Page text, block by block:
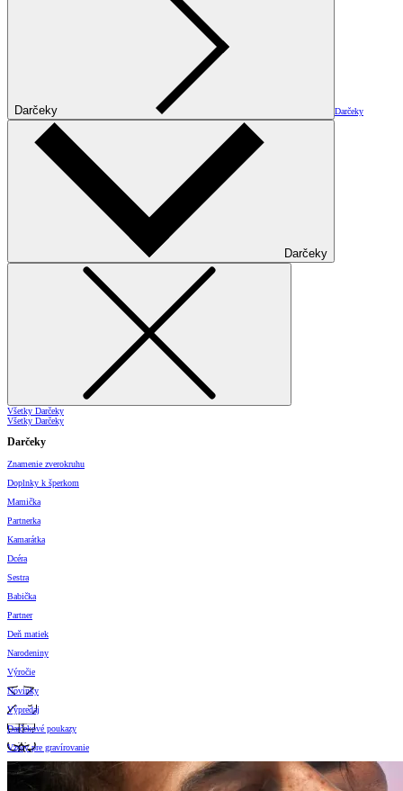
Darčeky Darčeky
Darčeky
Všetky Darčeky
Všetky Darčeky
Darčeky
Znamenie zverokruhu
Doplnky k šperkom
Mamička
Partnerka
Kamarátka
Dcéra
Sestra
Babička
Partner
Deň matiek
Narodeniny
Výročie
Novinky
Výpredaj
Darčekové poukazy
Vzory pre gravírovanie